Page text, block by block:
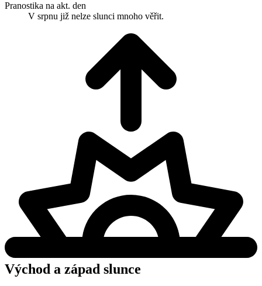
Pranostika na akt. den
V srpnu již nelze slunci mnoho věřit.
Východ a západ slunce